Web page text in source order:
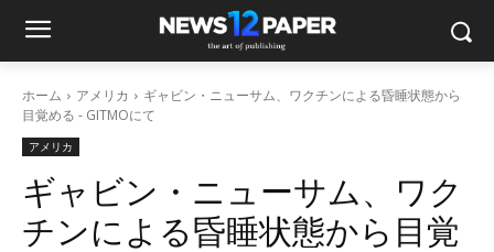
ホーム アメリカ
ギャビン・ニューサム、ワクチンによる昏睡状態から
目覚める - GITMOにて
アメリカ
ギャビン・ニューサム、ワク
チンによる昏睡状態から目覚